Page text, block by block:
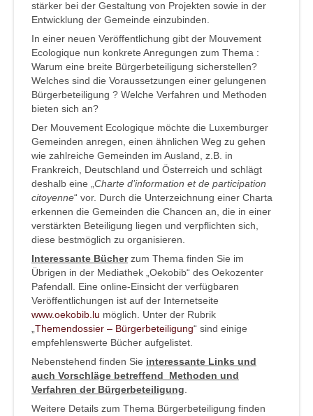
stärker bei der Gestaltung von Projekten sowie in der
Entwicklung der Gemeinde einzubinden.
In einer neuen Veröffentlichung gibt der Mouvement
Ecologique nun konkrete Anregungen zum Thema :
Warum eine breite Bürgerbeteiligung sicherstellen?
Welches sind die Voraussetzungen einer gelungenen
Bürgerbeteiligung ? Welche Verfahren und Methoden
bieten sich an?
Der Mouvement Ecologique möchte die Luxemburger
Gemeinden anregen, einen ähnlichen Weg zu gehen
wie zahlreiche Gemeinden im Ausland, z.B. in
Frankreich, Deutschland und Österreich und schlägt
deshalb eine „Charte d’information et de participation
citoyenne“ vor. Durch die Unterzeichnung einer Charta
erkennen die Gemeinden die Chancen an, die in einer
verstärkten Beteiligung liegen und verpflichten sich,
diese bestmöglich zu organisieren.
Interessante Bücherzum Thema finden Sie im
Übrigen in der Mediathek „Oekobib“ des Oekozenter
Pafendall. Eine online-Einsicht der verfügbaren
Veröffentlichungen ist auf der Internetseite
www.oekobib.lu möglich. Unter der Rubrik
„Themendossier – Bürgerbeteiligung“ sind einige
empfehlenswerte Bücher aufgelistet.
Nebenstehend finden Sie interessante Links und
auch Vorschläge betreffend Methoden und
Verfahren der Bürgerbeteiligung.
Weitere Details zum Thema Bürgerbeteiligung finden